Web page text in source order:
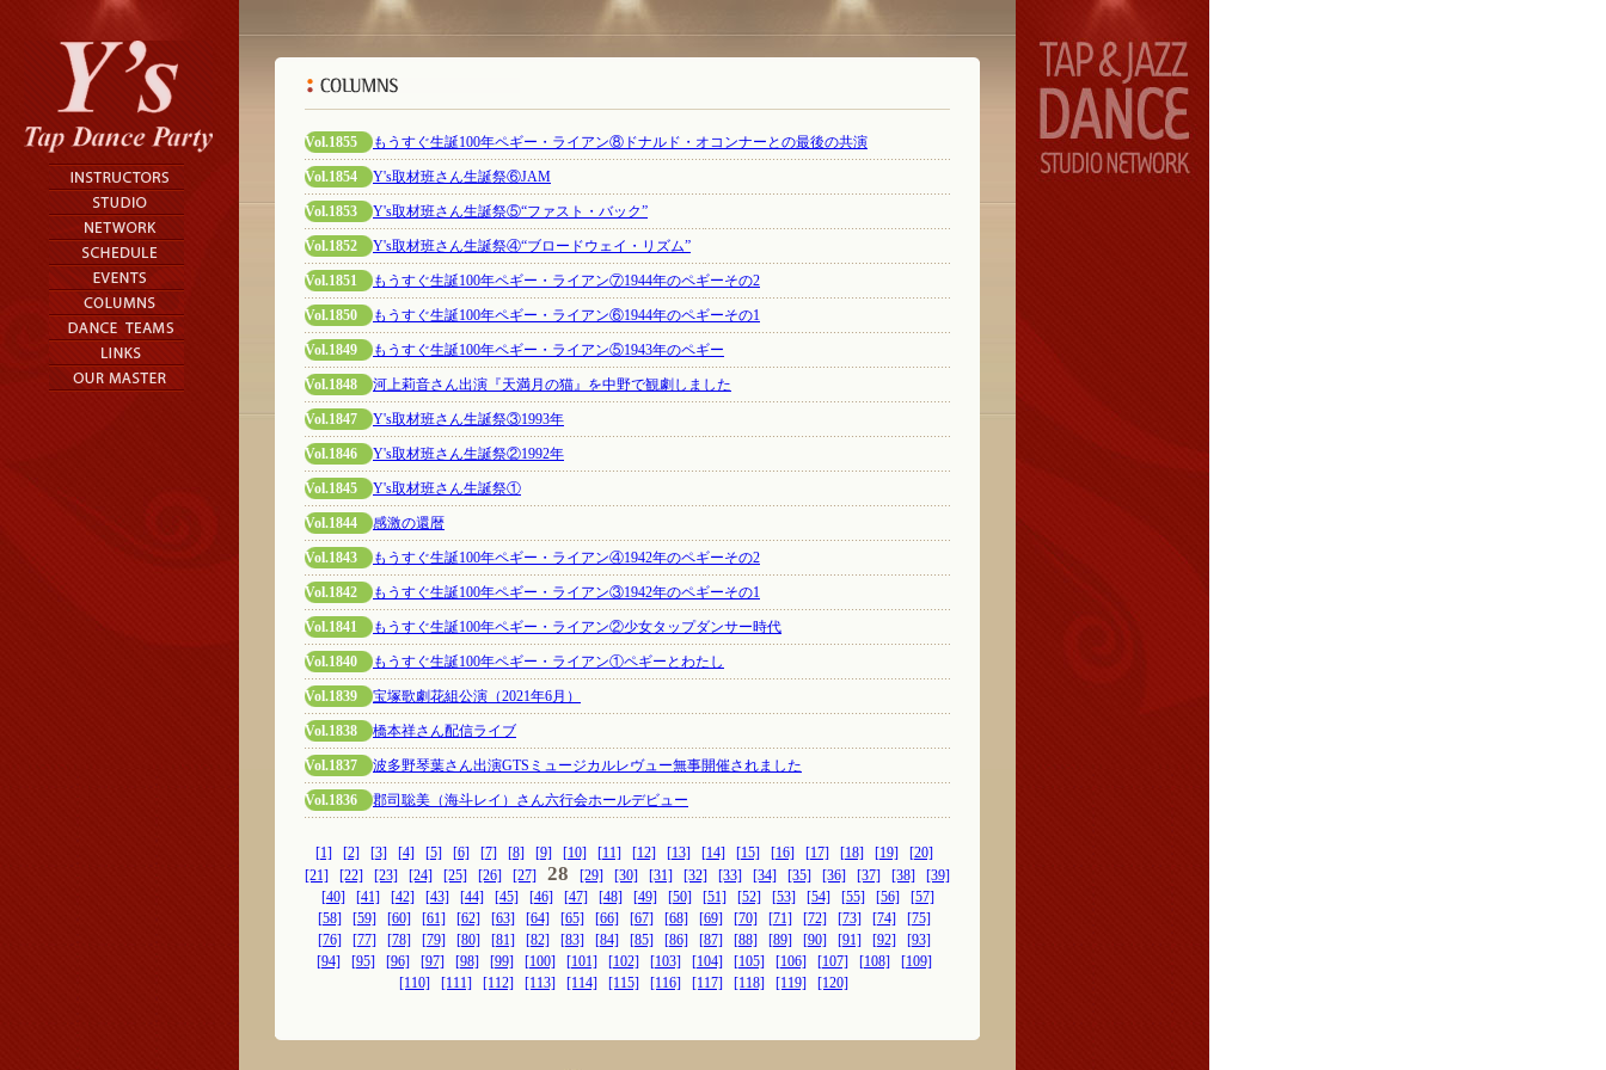
Vol.1855 もうすぐ生誕100年ペギー・ライアン⑧ドナルド・オコンナーとの最後の共演
Vol.1854 Y's取材班さん生誕祭⑥JAM
Vol.1853 Y's取材班さん生誕祭⑤“ファスト・バック”
Vol.1852 Y's取材班さん生誕祭④“ブロードウェイ・リズム”
Vol.1851 もうすぐ生誕100年ペギー・ライアン⑦1944年のペギーその2
Vol.1850 もうすぐ生誕100年ペギー・ライアン⑥1944年のペギーその1
Vol.1849 もうすぐ生誕100年ペギー・ライアン⑤1943年のペギー
Vol.1848 河上莉音さん出演『天満月の猫』を中野で観劇しました
Vol.1847 Y's取材班さん生誕祭③1993年
Vol.1846 Y's取材班さん生誕祭②1992年
Vol.1845 Y's取材班さん生誕祭①
Vol.1844 感激の還暦
Vol.1843 もうすぐ生誕100年ペギー・ライアン④1942年のペギーその2
Vol.1842 もうすぐ生誕100年ペギー・ライアン③1942年のペギーその1
Vol.1841 もうすぐ生誕100年ペギー・ライアン②少女タップダンサー時代
Vol.1840 もうすぐ生誕100年ペギー・ライアン①ペギーとわたし
Vol.1839 宝塚歌劇花組公演（2021年6月）
Vol.1838 橋本祥さん配信ライブ
Vol.1837 波多野琴葉さん出演GTSミュージカルレヴュー無事開催されました
Vol.1836 郡司聡美（海斗レイ）さん六行会ホールデビュー
[1] [2] [3] [4] [5] [6] [7] [8] [9] [10] [11] [12] [13] [14] [15] [16] [17] [18] [19]
[20]
[21]
[22] [23] [24] [25] [26] [27] 28 [29] [30] [31] [32] [33] [34] [35] [36] [37] [38]
[39]
[40]
[41] [42] [43] [44] [45] [46] [47] [48] [49] [50] [51] [52] [53] [54] [55] [56]
[57]
[58]
[59] [60] [61] [62] [63] [64] [65] [66] [67] [68] [69] [70] [71] [72] [73] [74]
[75]
[76]
[77] [78] [79] [80] [81] [82] [83] [84] [85] [86] [87] [88] [89] [90] [91] [92]
[93]
[94]
[95] [96] [97] [98] [99] [100] [101] [102] [103] [104] [105] [106] [107] [108]
[109]
[110]
[111] [112] [113] [114] [115] [116] [117] [118] [119] [120]